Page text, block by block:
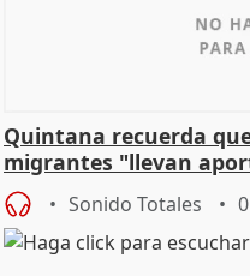
Quintana recuerda
migrantes "llevan
central
Sonido Totales